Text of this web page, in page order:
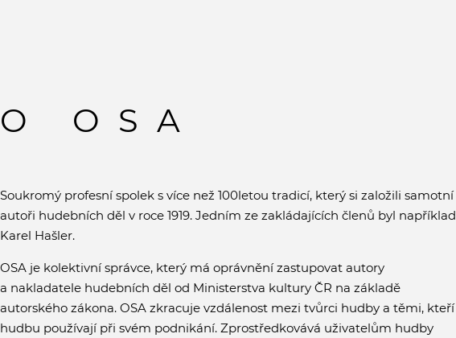
O OSA
Soukromý profesní spolek s více než 100letou tradicí, který si založili samotní
autoři hudebních děl v roce 1919. Jedním ze zakládajících členů byl například
Karel Hašler.
OSA je kolektivní správce, který má oprávnění zastupovat autory
a nakladatele hudebních děl od Ministerstva kultury ČR na základě
autorského zákona. OSA zkracuje vzdálenost mezi tvůrci hudby a těmi, kteří
hudbu používají při svém podnikání. Zprostředkovává uživatelům hudby